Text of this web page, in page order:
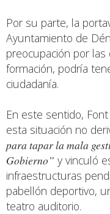
Por su parte, la
Ayuntamiento de
preocupación por
formación, podría
ciudadanía.
En este sentido,
esta situación no
para tapar la mala
Gobierno” y vinculó
infraestructuras
pabellón deportivo,
teatro auditorio.